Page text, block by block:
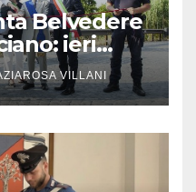
Belvedere
ieri
VILLANI